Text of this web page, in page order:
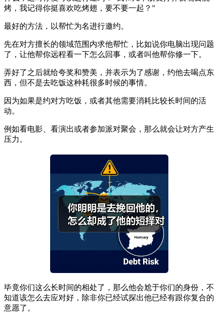
烤，我记得你挺喜欢吃烤翅，要不要一起？”
最好的方法，以帮忙为名进行邀约。
先在对方擅长的领域范围内求他帮忙，比如说你电脑出现问题
了，让他帮你远程看一下怎么回事，或者叫他帮你修一下。
弄好了之后就给夸奖和赞美，并表示为了感谢，约他去喝点东
西，但不是去吃饭这种耗很多时候的事情。
因为如果是约对方吃饭，或者其他需要消耗比较长时间的活
动。
例如看电影、看演出或者参加派对聚会，那么就会让对方产生
压力。
毕竟你们这么长时间的相处了，那么他会尬于你们的身份，不
知道该怎么去应对好，除非你已经试探出他已经有跟你复合的
意愿了。